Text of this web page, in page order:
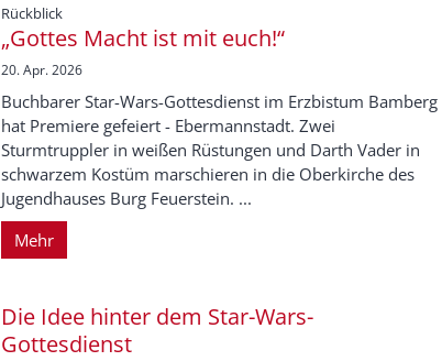
Rückblick:
„Gottes Macht ist mit euch!“
20. Apr. 2026
Buchbarer Star-Wars-Gottesdienst im Erzbistum Bamberg
hat Premiere gefeiert - Ebermannstadt. Zwei
Sturmtruppler in weißen Rüstungen und Darth Vader in
schwarzem Kostüm marschieren in die Oberkirche des
Jugendhauses Burg Feuerstein. ...
Mehr
Die Idee hinter dem Star-Wars-
Gottesdienst